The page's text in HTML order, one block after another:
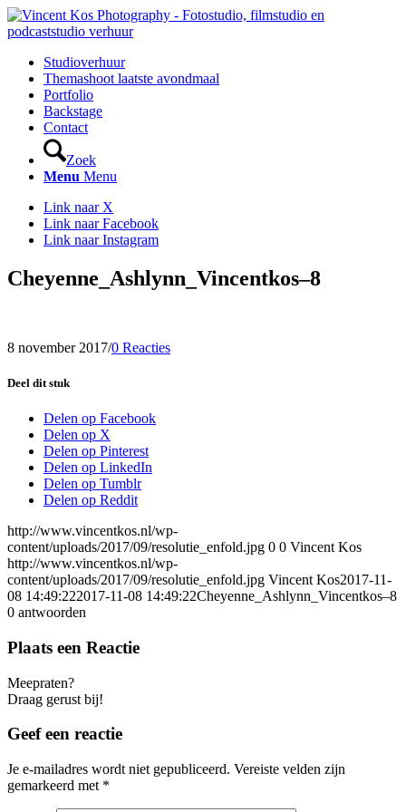
Studioverhuur
Themashoot laatste avondmaal
Portfolio
Backstage
Contact
Zoek
Menu Menu
Link naar X
Link naar Facebook
Link naar Instagram
Cheyenne_Ashlynn_Vincentkos–8
8 november 2017/0 Reacties
Deel dit stuk
Delen op Facebook
Delen op X
Delen op Pinterest
Delen op LinkedIn
Delen op Tumblr
Delen op Reddit
http://www.vincentkos.nl/wp-
content/uploads/2017/09/resolutie_enfold.jpg 0 0 Vincent Kos
http://www.vincentkos.nl/wp-
content/uploads/2017/09/resolutie_enfold.jpg Vincent Kos2017-11-
08 14:49:222017-11-08 14:49:22Cheyenne_Ashlynn_Vincentkos–8
0 antwoorden
Plaats een Reactie
Meepraten?
Draag gerust bij!
Geef een reactie
Je e-mailadres wordt niet gepubliceerd. Vereiste velden zijn
gemarkeerd met *